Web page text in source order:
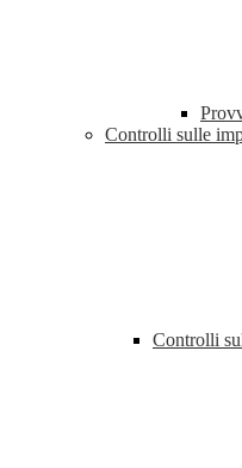
Controlli sulle
Controlli